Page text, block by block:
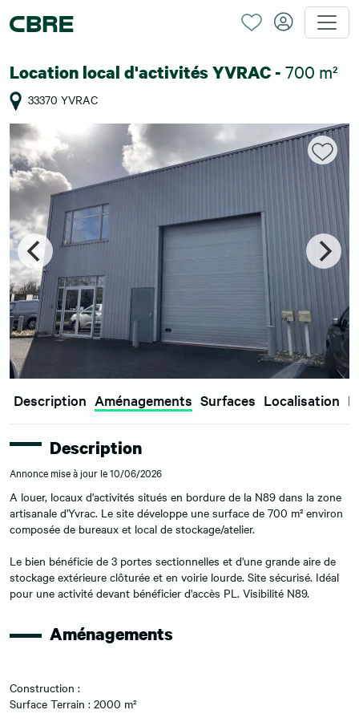
Location local d'activités YVRAC - 700 m²
33370 YVRAC
Description Aménagements Surfaces Localisation
Description
Annonce mise à jour le 10/06/2026
A louer, locaux d'activités situés en bordure de la N89 dans la zone
artisanale d'Yvrac. Le site développe une surface de 700 m² environ
composée de bureaux et local de stockage/atelier.
Le bien bénéficie de 3 portes sectionnelles et d'une grande aire de
stockage extérieure clôturée et en voirie lourde. Site sécurisé. Idéal
pour une activité devant bénéficier d'accès PL. Visibilité N89.
Aménagements
Construction :
Surface Terrain : 2000 m²